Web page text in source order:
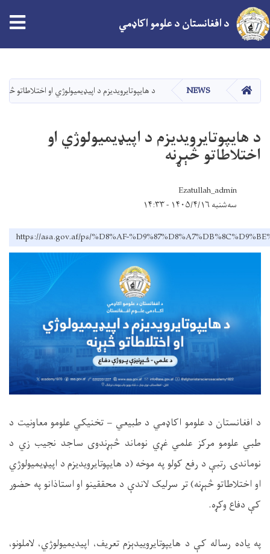
دانګل
د افغانستان د علومو اکاډمي
کور NEWS د هایپوتایرویدیزم د اپیډیمیولوژي او اختلاطاتو
د هایپوتایرویدیزم د اپیډیمیولوژي او
اختلاطاتو څېړنه
Ezatullah_admin
سه‌شنبه ۱۴۰۵/۴/۱۶ - ۱۴:۳۳
https://asa.gov.af/ps/%D8%AF-
د افغانستان د علومو اکاډمي د طبیعي – تخنیکي علومو معاونیت د
طبي علومو مرکز علمي غړي نوماند څېړندوی ساجد نجیب زي د
نوماندۍ رتبې د رفع کولو په موخه (د هایپوتایرویدیزم د اپیډیمیولوژي
او اختلاطاتو څېړنه) تر سرلیک لاندې د محققینو او استاذانو په حضور
کې دفاع وکړه.
په یاده رساله کې د هایپوتایروییدېزم تعریف، اپیدیمیولوژي، لاملونو،